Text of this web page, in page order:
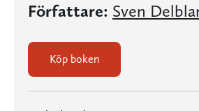
Författare: Sven
Köp boken